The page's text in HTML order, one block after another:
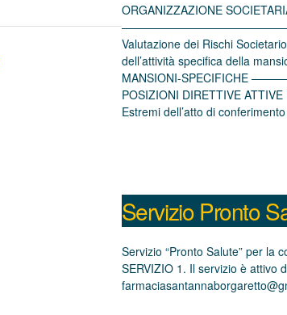
ORGANIZZAZIONE
Valutazione dei Rischi
dell’attività specifica della
MANSIONI-
POSIZIONI DIRETTIVE
Estremi dell’atto di
Servizio Pronto
Servizio “Pronto Salute” per la
SERVIZIO 1. Il servizio è attivo